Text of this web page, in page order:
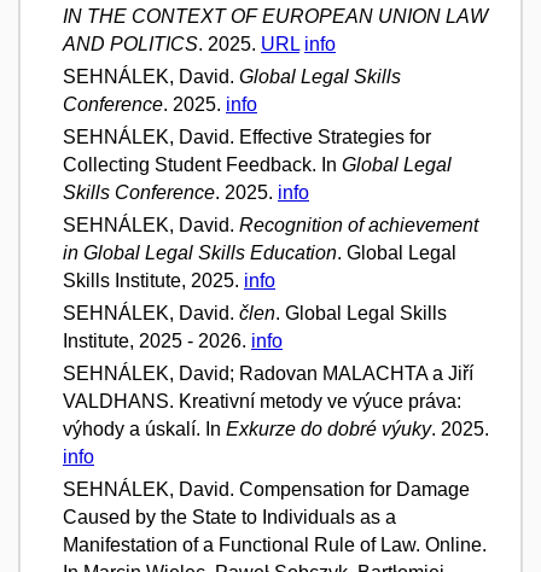
IN THE CONTEXT OF EUROPEAN UNION LAW
AND POLITICS. 2025. URL info
SEHNÁLEK, David. Global Legal Skills
Conference. 2025. info
SEHNÁLEK, David. Effective Strategies for
Collecting Student Feedback. In Global Legal
Skills Conference. 2025. info
SEHNÁLEK, David. Recognition of achievement
in Global Legal Skills Education. Global Legal
Skills Institute, 2025. info
SEHNÁLEK, David. člen. Global Legal Skills
Institute, 2025 - 2026. info
SEHNÁLEK, David; Radovan MALACHTA a Jiří
VALDHANS. Kreativní metody ve výuce práva:
výhody a úskalí. In Exkurze do dobré výuky. 2025.
info
SEHNÁLEK, David. Compensation for Damage
Caused by the State to Individuals as a
Manifestation of a Functional Rule of Law. Online.